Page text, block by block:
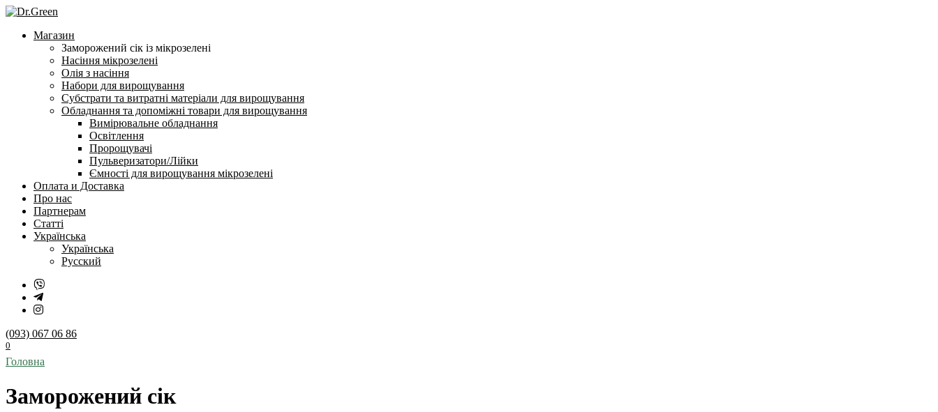
Перейти
змістуМагазин
Заморожений сік із мікрозелені
Насіння мікрозелені
Олія з насіння
Набори для вирощування
Субстрати та витратні матеріали для вирощування
Обладнання та допоміжні товари для вирощування
Вимірювальне обладнання
Освітлення
Пророщувачі
Пульверизатори/Лійки
Ємності для вирощування мікрозелені
Оплата и Доставка
Про нас
Партнерам
Статті
Українська
Українська
Русский
(093) 067 06 86
0
Головна
Заморожений сік